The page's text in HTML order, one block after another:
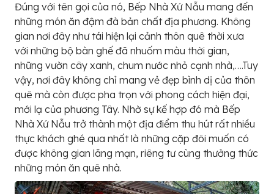
Đúng với tên gọi của nó, Bếp Nhà Xứ Nẫu mang đến
những món ăn đậm đà bản chất địa phương. Không
gian nơi đây như tái hiện lại cảnh thôn quê thời xưa
với những bộ bàn ghế đã nhuốm màu thời gian,
những vườn cây xanh, chum nước nhỏ cạnh nhà,….Tuy
vậy, nơi đây không chỉ mang vẻ đẹp bình dị của thôn
quê mà còn được pha trọn với phong cách hiện đại,
mới lạ của phương Tây. Nhờ sự kế hợp đó mà Bếp
Nhà Xứ Nẫu trở thành một địa điểm thu hút rất nhiều
thực khách ghé qua nhất là những cặp đôi muốn có
được không gian lãng mạn, riêng tư cùng thưởng thức
những món ăn quê nhà.